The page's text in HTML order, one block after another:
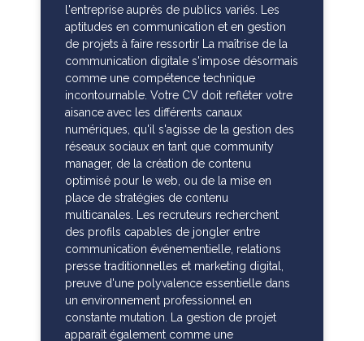
l'entreprise auprès de publics variés. Les
aptitudes en communication et en gestion
de projets à faire ressortir La maîtrise de la
communication digitale s'impose désormais
comme une compétence technique
incontournable. Votre CV doit refléter votre
aisance avec les différents canaux
numériques, qu'il s'agisse de la gestion des
réseaux sociaux en tant que community
manager, de la création de contenu
optimisé pour le web, ou de la mise en
place de stratégies de contenu
multicanales. Les recruteurs recherchent
des profils capables de jongler entre
communication événementielle, relations
presse traditionnelles et marketing digital,
preuve d'une polyvalence essentielle dans
un environnement professionnel en
constante mutation. La gestion de projet
apparaît également comme une